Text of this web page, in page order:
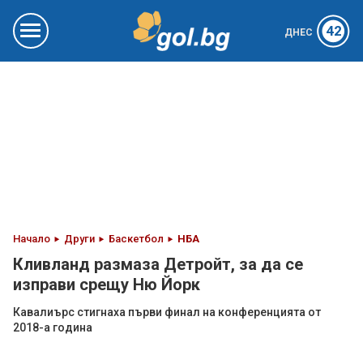
ДНЕС 42
Начало Други Баскетбол НБА
Кливланд размаза Детройт, за да се
изправи срещу Ню Йорк
Кавалиърс стигнаха първи финал на конференцията от
2018-а година